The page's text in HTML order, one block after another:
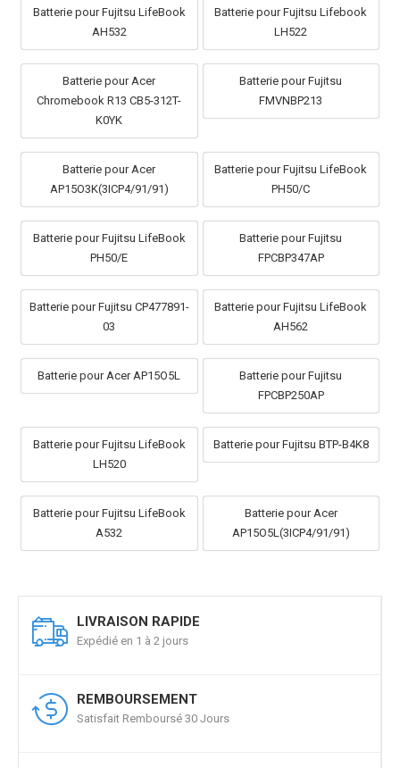
Batterie pour Fujitsu LifeBook
AH532
Batterie pour Fujitsu Lifebook
LH522
Batterie pour Acer
Chromebook R13 CB5-312T-
K0YK
Batterie pour Fujitsu
FMVNBP213
Batterie pour Acer
AP15O3K(3ICP4/91/91)
Batterie pour Fujitsu LifeBook
PH50/C
Batterie pour Fujitsu LifeBook
PH50/E
Batterie pour Fujitsu
FPCBP347AP
Batterie pour Fujitsu CP477891-
03
Batterie pour Fujitsu LifeBook
AH562
Batterie pour Acer AP15O5L
Batterie pour Fujitsu
FPCBP250AP
Batterie pour Fujitsu LifeBook
LH520
Batterie pour Fujitsu BTP-B4K8
Batterie pour Fujitsu LifeBook
A532
Batterie pour Acer
AP15O5L(3ICP4/91/91)
LIVRAISON RAPIDE
Expédié en 1 à 2 jours
REMBOURSEMENT
Satisfait Remboursé 30 Jours